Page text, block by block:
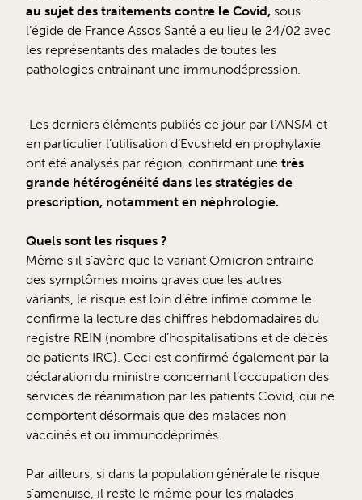
au sujet des traitements contre le Covid, sous
l’égide de France Assos Santé a eu lieu le 24/02 avec
les représentants des malades de toutes les
pathologies entrainant une immunodépression.
Les derniers éléments publiés ce jour par l’ANSM et
en particulier l’utilisation d’Evusheld en prophylaxie
ont été analysés par région, confirmant une très
grande hétérogénéité dans les stratégies de
prescription, notamment en néphrologie.
Quels sont les risques ?
Même s’il s’avère que le variant Omicron entraine
des symptômes moins graves que les autres
variants, le risque est loin d’être infime comme le
confirme la lecture des chiffres hebdomadaires du
registre REIN (nombre d’hospitalisations et de décès
de patients IRC). Ceci est confirmé également par la
déclaration du ministre concernant l’occupation des
services de réanimation par les patients Covid, qui ne
comportent désormais que des malades non
vaccinés et ou immunodéprimés.
Par ailleurs, si dans la population générale le risque
s’amenuise, il reste le même pour les malades